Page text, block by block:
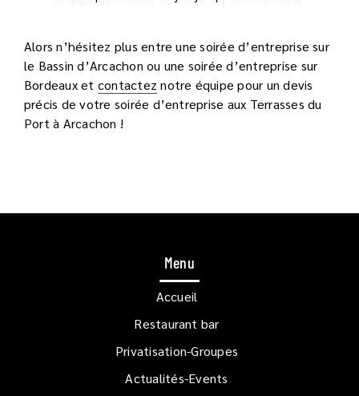
Alors n’hésitez plus entre une soirée d’entreprise sur
le Bassin d’Arcachon ou une soirée d’entreprise sur
Bordeaux et contactez notre équipe pour un devis
précis de votre soirée d’entreprise aux Terrasses du
Port à Arcachon !
Menu
Accueil
Restaurant bar
Privatisation-Groupes
Actualités-Events